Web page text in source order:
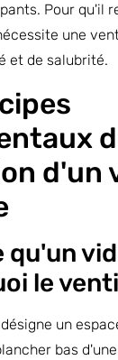
Pour qu'il
une
et de salubrité.
d'un
qu'un
le
un
bas